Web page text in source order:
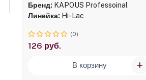
Бренд: KAPOUS Professoinal
Линейка: Hi-Lac
(0)
126 руб.
В корзину